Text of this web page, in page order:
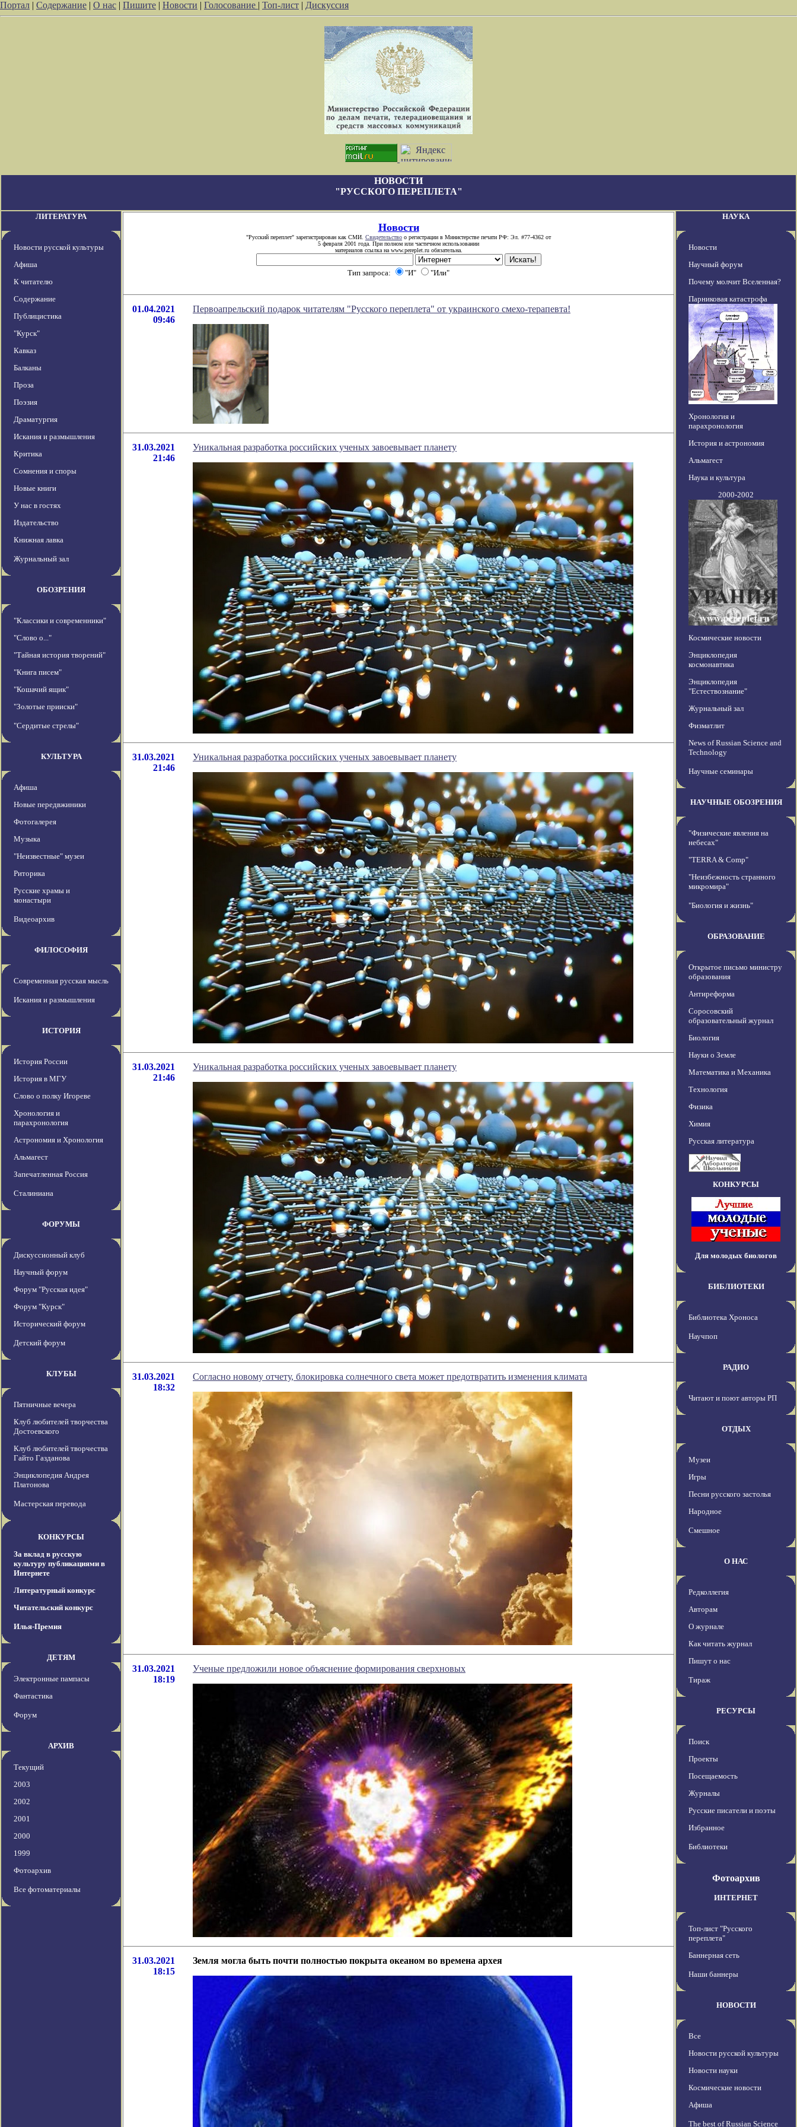
Портал | Содержание | О нас | Пишите | Новости | Голосование | Топ-лист | Дискуссия
НОВОСТИ
"РУССКОГО ПЕРЕПЛЕТА"
ЛИТЕРАТУРА
Новости русской культуры
Афиша
К читателю
Содержание
Публицистика
"Курск"
Кавказ
Балканы
Проза
Поэзия
Драматургия
Искания и размышления
Критика
Сомнения и споры
Новые книги
У нас в гостях
Издательство
Книжная лавка
Журнальный зал
ОБОЗРЕНИЯ
"Классики и современники"
"Слово о..."
"Тайная история творений"
"Книга писем"
"Кошачий ящик"
"Золотые прииски"
"Сердитые стрелы"
КУЛЬТУРА
Афиша
Новые передвжиники
Фотогалерея
Музыка
"Неизвестные" музеи
Риторика
Русские храмы и
монастыри
Видеоархив
ФИЛОСОФИЯ
Современная русская мысль
Искания и размышления
ИСТОРИЯ
История России
История в МГУ
Слово о полку Игореве
Хронология и
парахронология
Астрономия и Хронология
Альмагест
Запечатленная Россия
Сталиниана
ФОРУМЫ
Дискуссионный клуб
Научный форум
Форум "Русская идея"
Форум "Курск"
Исторический форум
Детский форум
КЛУБЫ
Пятничные вечера
Клуб любителей творчества
Достоевского
Клуб любителей творчества
Гайто Газданова
Энциклопедия Андрея
Платонова
Мастерская перевода
КОНКУРСЫ
За вклад в русскую
культуру публикациями в
Интернете
Литературный конкурс
Читательский конкурс
Илья-Премия
ДЕТЯМ
Электронные пампасы
Фантастика
Форум
АРХИВ
Текущий
2003
2002
2001
2000
1999
Фотоархив
Все фотоматериалы
Новости
"Русский переплет" зарегистрирован как СМИ. Свидетельство о регистрации в Министерстве печати РФ: Эл. #77-4362 от
5 февраля 2001 года. При полном или частичном использовании
материалов ссылка на www.pereplet.ru обязательна.
Тип запроса: "И" "Или"
01.04.2021
09:46
Первоапрельский подарок читателям "Русского переплета" от украинского смехо-терапевта!
31.03.2021
21:46
Уникальная разработка российских ученых завоевывает планету
31.03.2021
21:46
Уникальная разработка российских ученых завоевывает планету
31.03.2021
21:46
Уникальная разработка российских ученых завоевывает планету
31.03.2021
18:32
Согласно новому отчету, блокировка солнечного света может предотвратить изменения климата
31.03.2021
18:19
Ученые предложили новое объяснение формирования сверхновых
31.03.2021
18:15
Земля могла быть почти полностью покрыта океаном во времена архея
НАУКА
Новости
Научный форум
Почему молчит Вселенная?
Парниковая катастрофа
Хронология и
парахронология
История и астрономия
Альмагест
Наука и культура
2000-2002
Космические новости
Энциклопедия
космонавтика
Энциклопедия
"Естествознание"
Журнальный зал
Физматлит
News of Russian Science and
Technology
Научные семинары
НАУЧНЫЕ ОБОЗРЕНИЯ
"Физические явления на
небесах"
"TERRA & Comp"
"Неизбежность странного
микромира"
"Биология и жизнь"
ОБРАЗОВАНИЕ
Открытое письмо министру
образования
Антиреформа
Соросовский
образовательный журнал
Биология
Науки о Земле
Математика и Механика
Технология
Физика
Химия
Русская литература
КОНКУРСЫ
Для молодых биологов
БИБЛИОТЕКИ
Библиотека Хроноса
Научпоп
РАДИО
Читают и поют авторы РП
ОТДЫХ
Музеи
Игры
Песни русского застолья
Народное
Смешное
О НАС
Редколлегия
Авторам
О журнале
Как читать журнал
Пишут о нас
Тираж
РЕСУРСЫ
Поиск
Проекты
Посещаемость
Журналы
Русские писатели и поэты
Избранное
Библиотеки
Фотоархив
ИНТЕРНЕТ
Топ-лист "Русского
переплета"
Баннерная сеть
Наши баннеры
НОВОСТИ
Все
Новости русской культуры
Новости науки
Космические новости
Афиша
The best of Russian Science